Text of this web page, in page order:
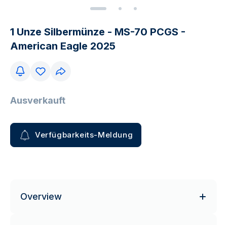
1 Unze Silbermünze - MS-70 PCGS -
American Eagle 2025
Ausverkauft
Verfügbarkeits-Meldung
Overview